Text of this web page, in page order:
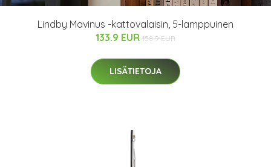
Lindby Mavinus -kattovalaisin, 5-lamppuinen
133.9 EUR 158.9 EUR
LISÄTIETOJA